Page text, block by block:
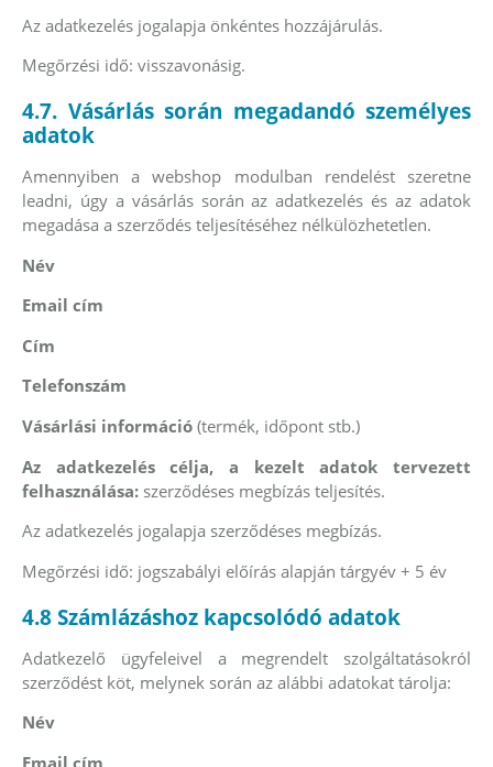
Az adatkezelés jogalapja önkéntes hozzájárulás.
Megőrzési idő: visszavonásig.
4.7. Vásárlás során megadandó személyes
adatok
Amennyiben a webshop modulban rendelést szeretne
leadni, úgy a vásárlás során az adatkezelés és az adatok
megadása a szerződés teljesítéséhez nélkülözhetetlen.
Név
Email cím
Cím
Telefonszám
Vásárlási információ (termék, időpont stb.)
Az adatkezelés célja, a kezelt adatok tervezett
felhasználása: szerződéses megbízás teljesítés.
Az adatkezelés jogalapja szerződéses megbízás.
Megőrzési idő: jogszabályi előírás alapján tárgyév + 5 év
4.8 Számlázáshoz kapcsolódó adatok
Adatkezelő ügyfeleivel a megrendelt szolgáltatásokról
szerződést köt, melynek során az alábbi adatokat tárolja:
Név